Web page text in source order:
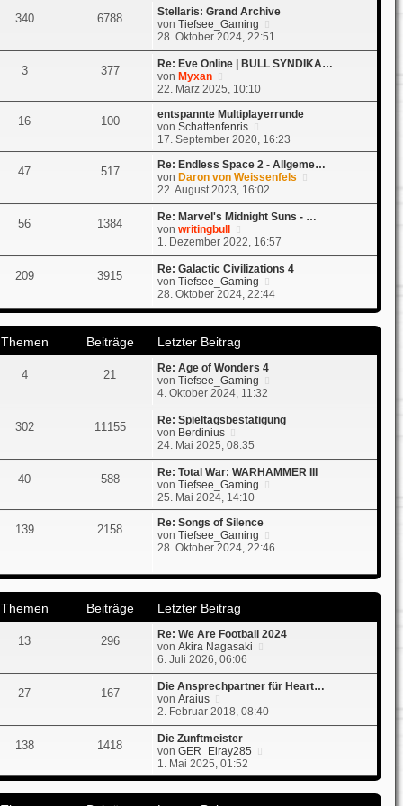
t
g
r
e
i
t
g
340 6788
Stellaris: Grand Archive
vonTiefsee_Gaming
u
e
e
r
e
i
t
r
28. Oktober 2024, 22:51
3 377
Re: Eve Online | BULL SYNDIKA…
von Myxan
e
u
e
s
t
e
r
B
e
i
t
r
a
22. März 2025, 10:10
16 100
entspannte Multiplayerrunde
vonSchattenfenris
e
u
e
s
t
e
r
e
t
r
a
17. September 2020, 16:23
47 517
Re: Endless Space 2 - Allgeme…
von Daron von Weissenfels
u
t
r
g
22. August 2023, 16:02
56 1384
Re: Marvel's Midnight Suns - …
vonwritingbull
e
u
e
s
r
B
i
t
r
a
g
1. Dezember 2022, 16:57
209 3915
Re: Galactic Civilizations 4
vonTiefsee_Gaming
e
u
e
i
t
g
28. Oktober 2024, 22:44
Themen Beiträge
Letzter Beitrag
4 21
Re: Age of Wonders 4
vonTiefsee_Gaming
u
e
r
a
4. Oktober 2024, 11:32
302 11155
Re: Spieltagsbestätigung
von Berdinius
e
u
e
s
t
e
r
B
e
r
a
g
24. Mai 2025, 08:35
40 588
Re: Total War: WARHAMMER III
vonTiefsee_Gaming
u
t
r
t
r
25. Mai 2024, 14:10
139 2158
Re: Songs of Silence
vonTiefsee_Gaming
e
e
r
B
t
r
28. Oktober 2024, 22:46
Themen Beiträge
Letzter Beitrag
13 296
Re: We Are Football 2024
vonAkira Nagasaki
u
e
t
t
r
6. Juli 2026, 06:06
27 167
Die Ansprechpartner für Heart…
vonAraius
e
u
e
s
t
e
2. Februar 2018, 08:40
138 1418
Die Zunftmeister
vonGER_Elray285
u
1. Mai 2025, 01:52